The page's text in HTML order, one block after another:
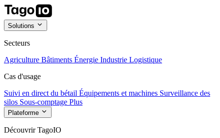
Solutions
Secteurs
Agriculture Bâtiments Énergie Industrie Logistique
Cas d'usage
Suivi en direct du bétail Équipements et machines Surveillance des
silos Sous-comptage Plus
Plateforme
Découvrir TagoIO